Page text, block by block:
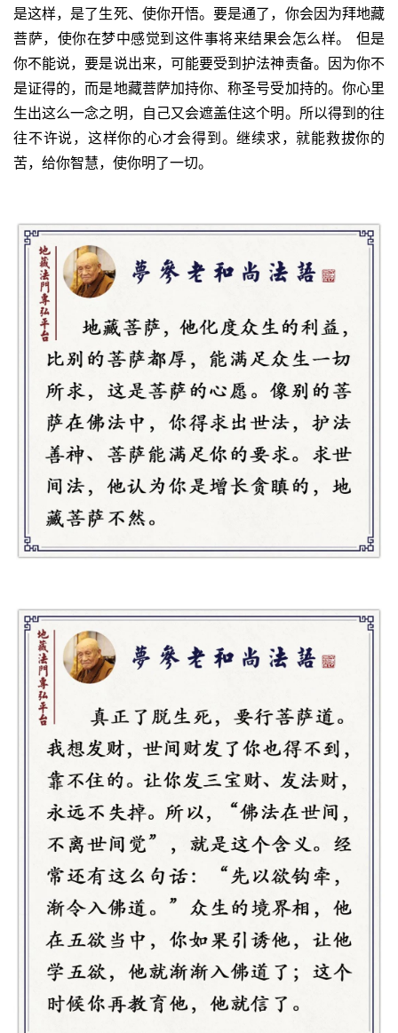
僧
音
是这样，是了生死、使你开悟。要是通了，你会因为拜地藏
菩萨，使你在梦中感觉到这件事将来结果会怎么样。
但是
你不能说，要是说出来，可能要受到护法神责备。因为你不
是证得的，而是地藏菩萨加持你、称圣号受加持的。你心里
生出这么一念之明，自己又会遮盖住这个明。所以得到的往
往不许说，这样你的心才会得到。继续求，就能救拔你的
苦，给你智慧，使你明了一切。